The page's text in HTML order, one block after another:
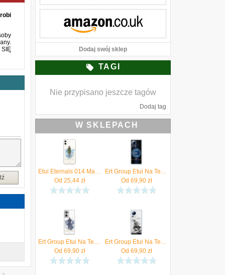
Dodaj swój sklep
TAGI
Nie przypisano jeszcze tagów
Dodaj tag
W SKLEPACH
Etui Eternals 014 Marvel Nadruk pełny Biały Producent: Iphone, Model: 7/ 8/ SE 2
Od 25,44zł
Ert Group Etui Na Telefon 13 Lite Civi 2 Case Oryginalny I Oficjalnie Licencjonowany Przez Marvel Wzór Eternals 005 Optymalnie Dopasowane P
Od 69,90zł
Ert Group Etui Na Telefon Oneplus Nord Ce 2 Eternals 017
Od 69,90zł
Ert Group Etui Na Telefon 13 Lite Civi 2 Case Oryginalny I Oficjalnie Licencjonowany Przez Marvel Wzór Eternals 002
Od 69,90zł